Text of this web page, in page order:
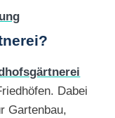
Dabei
Gartenbau,